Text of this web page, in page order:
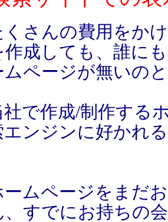
さんの費用をか
作成しても、誰に
ムページが無いの
で作成/制作する
エンジンに好かれ
ムページをまだ
、すでにお持ちの